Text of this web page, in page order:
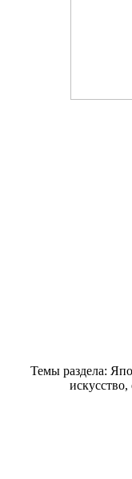
Темы раздела: